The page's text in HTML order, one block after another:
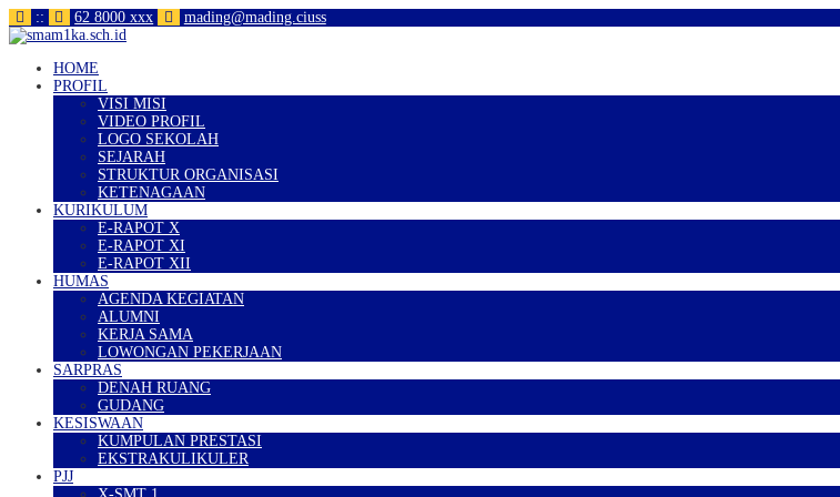
:: 62 8000 xxx mading@mading.ciuss
HOME
PROFIL
VISI MISI
VIDEO PROFIL
LOGO SEKOLAH
SEJARAH
STRUKTUR ORGANISASI
KETENAGAAN
KURIKULUM
E-RAPOT X
E-RAPOT XI
E-RAPOT XII
HUMAS
AGENDA KEGIATAN
ALUMNI
KERJA SAMA
LOWONGAN PEKERJAAN
SARPRAS
DENAH RUANG
GUDANG
KESISWAAN
KUMPULAN PRESTASI
EKSTRAKULIKULER
PJJ